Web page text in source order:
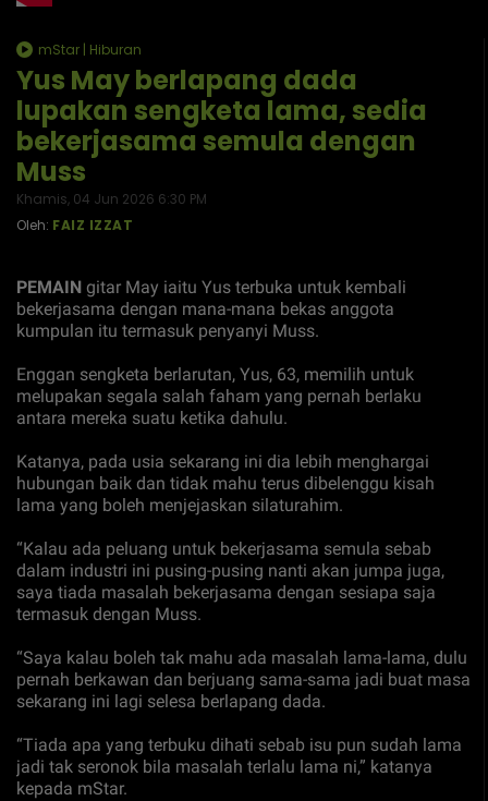
mStar | Hiburan
Yus May berlapang dada
lupakan sengketa lama, sedia
bekerjasama semula dengan
Muss
Khamis, 04 Jun 2026 6:30 PM
Oleh: FAIZ IZZAT
PEMAIN gitar May iaitu Yus terbuka untuk kembali
bekerjasama dengan mana-mana bekas anggota
kumpulan itu termasuk penyanyi Muss.
Enggan sengketa berlarutan, Yus, 63, memilih untuk
melupakan segala salah faham yang pernah berlaku
antara mereka suatu ketika dahulu.
Katanya, pada usia sekarang ini dia lebih menghargai
hubungan baik dan tidak mahu terus dibelenggu kisah
lama yang boleh menjejaskan silaturahim.
“Kalau ada peluang untuk bekerjasama semula sebab
dalam industri ini pusing-pusing nanti akan jumpa juga,
saya tiada masalah bekerjasama dengan sesiapa saja
termasuk dengan Muss.
“Saya kalau boleh tak mahu ada masalah lama-lama, dulu
pernah berkawan dan berjuang sama-sama jadi buat masa
sekarang ini lagi selesa berlapang dada.
“Tiada apa yang terbuku dihati sebab isu pun sudah lama
jadi tak seronok bila masalah terlalu lama ni,” katanya
kepada mStar.